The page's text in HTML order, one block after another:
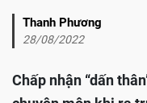
Thanh Phương
28/08/2022
Chấp nhận “dấn